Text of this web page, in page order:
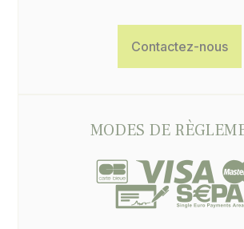
Contactez-nous
MODES DE